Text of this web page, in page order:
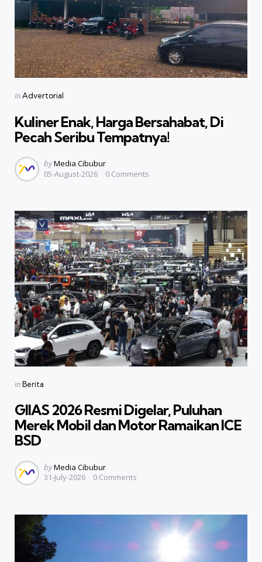
Categories
Posted
inAdvertorial
Kuliner Enak, Harga Bersahabat, Di
Pecah Seribu Tempatnya!
Posted
by
byMedia Cibubur
05-August-2026
0 Comments
Categories
Posted
inBerita
GIIAS 2026 Resmi Digelar, Puluhan
Merek Mobil dan Motor Ramaikan ICE
BSD
Posted
by
byMedia Cibubur
31-July-2026
0 Comments